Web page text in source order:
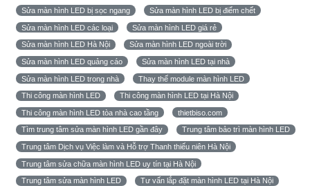
Sửa màn hình LED bị sọc ngang Sửa màn hình LED bị điểm chết
Sửa màn hình LED các loại Sửa màn hình LED giá rẻ
Sửa màn hình LED Hà Nội Sửa màn hình LED ngoài trời
Sửa màn hình LED quảng cáo Sửa màn hình LED tại nhà
Sửa màn hình LED trong nhà Thay thế module màn hình LED
Thi công màn hình LED Thi công màn hình LED tại Hà Nội
Thi công màn hình LED tòa nhà cao tầng thietbiso.com
Tìm trung tâm sửa màn hình LED gần đây Trung tâm bảo trì màn hình LED
Trung tâm Dịch vụ Việc làm và Hỗ trợ Thanh thiếu niên Hà Nội
Trung tâm sửa chữa màn hình LED uy tín tại Hà Nội
Trung tâm sửa màn hình LED Tư vấn lắp đặt màn hình LED tại Hà Nội